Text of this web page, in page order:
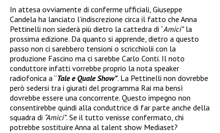
In attesa ovviamente di conferme ufficiali, Giuseppe
Candela ha lanciato l’indiscrezione circa il fatto che Anna
Pettinelli non siederà più dietro la cattedra di “Amici”la
prossima edizione. Da quanto si apprende, dietro a questo
passo non ci sarebbero tensioni o scricchiolii con la
produzione Fascino ma ci sarebbe Carlo Conti. Il noto
conduttore infatti vorrebbe proprio la nota speaker
radiofonica a “Tale e Quale Show”. La Pettinelli non dovrebbe
però sedersi tra i giurati del programma Rai ma bensì
dovrebbe essere una concorrente. Questo impegno non
consentirebbe quindi alla conduttrice di far parte anche della
squadra di “Amici”. Se il tutto venisse confermato, chi
potrebbe sostituire Anna al talent show Mediaset?